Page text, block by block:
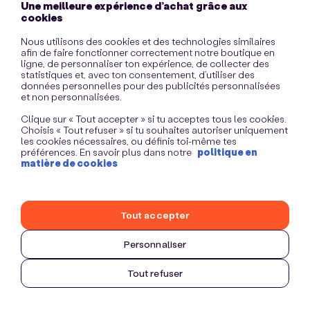
Une meilleure expérience d’achat grâce aux
cookies
Nous utilisons des cookies et des technologies similaires
afin de faire fonctionner correctement notre boutique en
ligne, de personnaliser ton expérience, de collecter des
statistiques et, avec ton consentement, d’utiliser des
données personnelles pour des publicités personnalisées
et non personnalisées.
Clique sur « Tout accepter » si tu acceptes tous les cookies.
Choisis « Tout refuser » si tu souhaites autoriser uniquement
les cookies nécessaires, ou définis toi-même tes
préférences. En savoir plus dans notre politique en
matière de cookies
Personnaliser
Tout refuser
Tout accepter